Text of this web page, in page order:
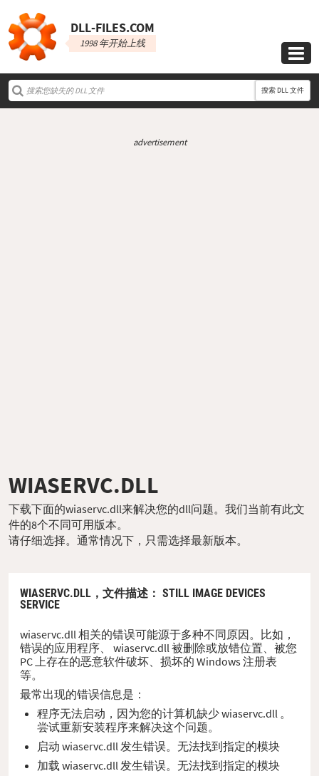
DLL‑FILES.COM
1998 年开始上线

搜索 DLL 文件
advertisement
WIASERVC.DLL
下载下面的wiaservc.dll来解决您的dll问题。我们当前有此文
件的8个不同可用版本。
请仔细选择。通常情况下，只需选择最新版本。
WIASERVC.DLL， 文件描述 ： STILL IMAGE DEVICES
SERVICE
wiaservc.dll 相关的错误可能源于多种不同原因。比如，
错误的应用程序、 wiaservc.dll 被删除或放错位置、被您
PC 上存在的恶意软件破坏、损坏的 Windows 注册表
等。
最常出现的错误信息是：
程序无法启动，因为您的计算机缺少 wiaservc.dll 。
尝试重新安装程序来解决这个问题。
启动 wiaservc.dll 发生错误。无法找到指定的模块
加载 wiaservc.dll 发生错误。无法找到指定的模块